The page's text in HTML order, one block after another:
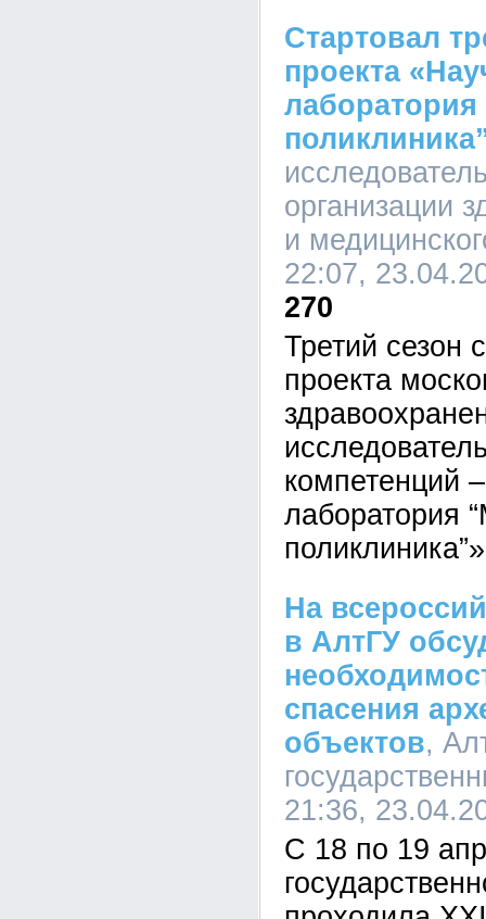
Стартовал
проекта
лаборатория
организации
и
22:07,
270
Третий сезон
проекта
компетенций
лаборатория
На
в АлтГУ
спасения
объектов,
21:36,
С 18 по 19